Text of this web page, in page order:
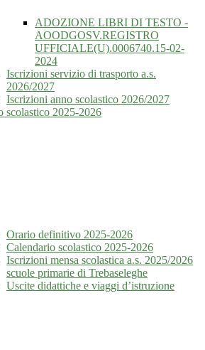
ADOZIONE LIBRI DI TESTO -
AOODGOSV.REGISTRO
UFFICIALE(U).0006740.15-02-
2024
Iscrizioni servizio di trasporto a.s.
2026/2027
Iscrizioni anno scolastico 2026/2027
scolastico 2025-2026
Orario definitivo 2025-2026
Calendario scolastico 2025-2026
Iscrizioni mensa scolastica a.s. 2025/2026
scuole primarie di Trebaseleghe
Uscite didattiche e viaggi d’istruzione